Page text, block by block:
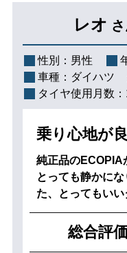
レオ
性別： 男性
車種： ダイハツ
タイヤ使用月数：
乗り心地が
純正品のECOPIA
とっても静かに
た、とってもいい
総合評